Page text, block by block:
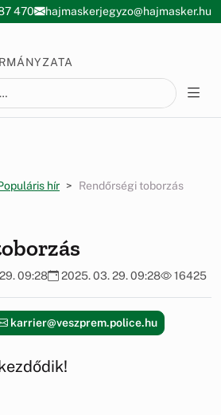
470 hajmaskerjegyzo@hajmasker.hu
hír Rendőrségi toborzás
09:28 2025. 03. 29. 09:28 16425
karrier@veszprem.police.hu